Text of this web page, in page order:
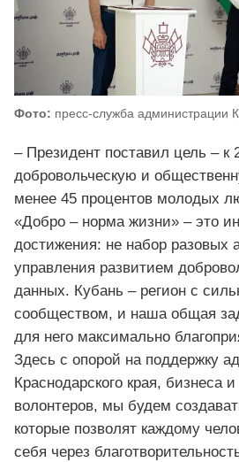
Фото: пресс-служба администрации
– Президент поставил цель – к
добровольческую и
менее 45 процентов молодых
«Добро – норма жизни» – это
достижения: не набор разовых
управления развитием
данных. Кубань – регион с
сообществом, и наша общая
для него максимально
Здесь с опорой на поддержку
Краснодарского края, бизнеса
волонтеров, мы будем
которые позволят каждому
себя через